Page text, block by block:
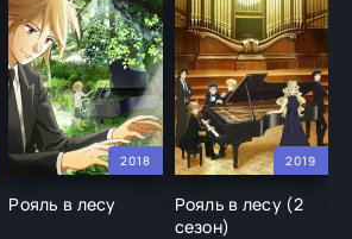
2018
Рояль в лесу
2019
Рояль в лесу (2
сезон)